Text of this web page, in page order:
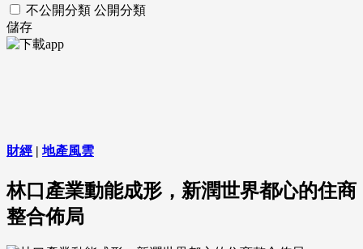
不公開分類 公開分類
儲存
財經 | 地產風雲
林口產業動能成形，新潤世界都心的住商
整合佈局